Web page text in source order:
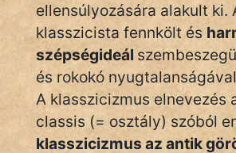
Novella
És
Elbeszélés
Regény
Tanmese
ellensúlyozására alakult ki.
klasszicista fennkölt és
szépségideál
és rokokó
A klasszicizmus elnevezés
classis (= osztály) szóból
klasszicizmus az antik